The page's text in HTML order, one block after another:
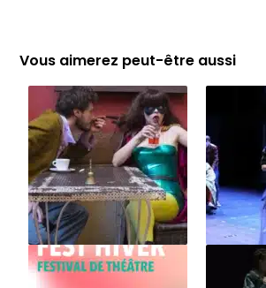
Vous aimerez peut-être aussi